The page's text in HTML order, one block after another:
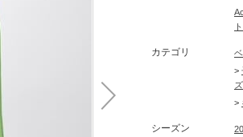
カテゴリ
>
ズ
>
シーズン